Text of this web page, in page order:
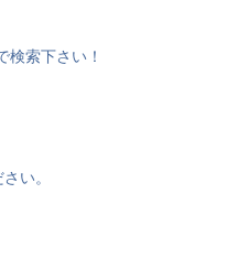
検索下さい！
い。